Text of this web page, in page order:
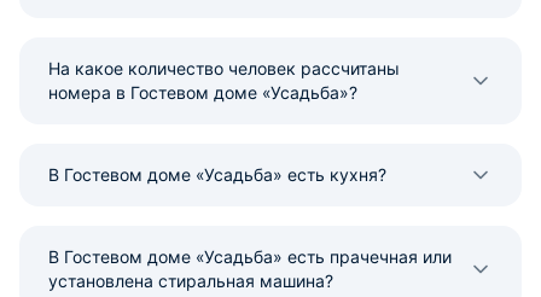
На какое количество человек рассчитаны
номера в Гостевом доме «Усадьба»?
В Гостевом доме «Усадьба» есть кухня?
В Гостевом доме «Усадьба» есть прачечная или
установлена стиральная машина?